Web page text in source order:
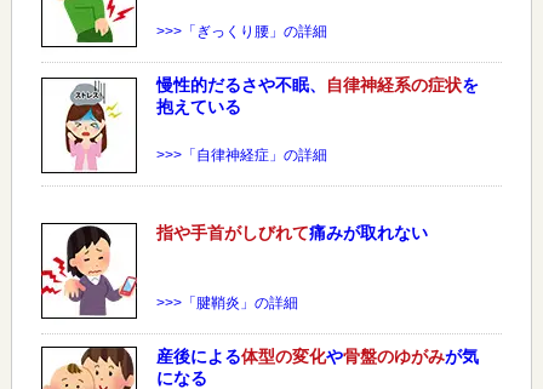
>>>「ぎっくり腰」の詳細
慢性的だるさや不眠、 自律神経系の症状を
抱えている
>>>「自律神経症」の詳細
指や手首がしびれて痛みが取れない
>>>「腱鞘炎」の詳細
産後による体型の変化や骨盤のゆがみが気
になる